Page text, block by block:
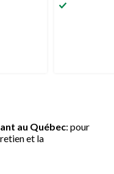
au Québec: pour
et la